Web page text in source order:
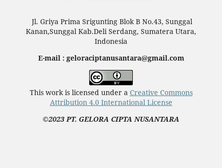
Jl. Griya Prima Srigunting Blok B No.43, Sunggal
Kanan,Sunggal Kab.Deli Serdang, Sumatera Utara,
Indonesia
E-mail : geloraciptanusantara@gmail.com
This work is licensed under a Creative Commons
Attribution 4.0 International License
©2023 PT. GELORA CIPTA NUSANTARA